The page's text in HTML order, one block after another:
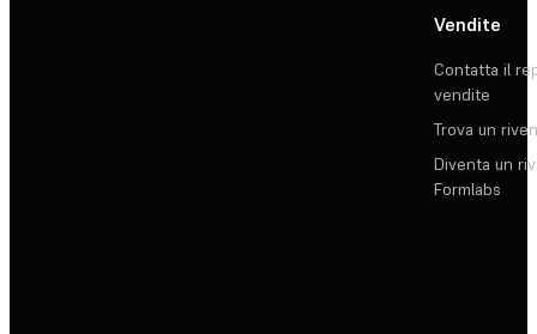
Vendite
Contatta il
vendite
Trova un
Diventa un
Formlabs